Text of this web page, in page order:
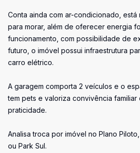
Conta ainda com ar-condicionado,
para morar, além de oferecer energia
funcionamento, com possibilidade de
futuro, o imóvel possui infraestrutura
carro elétrico.
A garagem comporta 2 veículos e o
tem pets e valoriza convivência
praticidade.
Analisa troca por imóvel no Plano
ou Park Sul.